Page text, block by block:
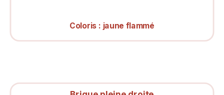
Coloris : jaune flammé